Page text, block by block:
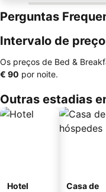
Perguntas
Intervalo de
Os preços de Bed &
‎€ 90 por noite.
Outras estadias
Hotel
Casa de